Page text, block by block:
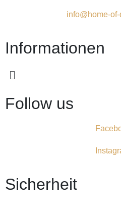
info@home-
Informationen
Follow us
Sicherheit